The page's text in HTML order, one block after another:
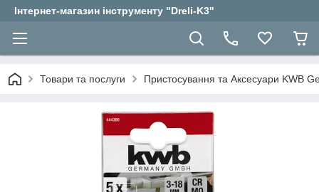
Інтернет-магазин інструменту "Dreli-K3"
Товари та послуги Пристосування та Аксесуари KWB